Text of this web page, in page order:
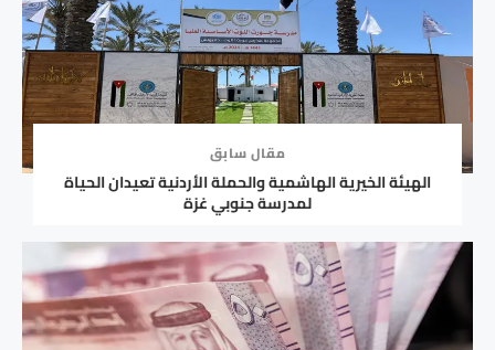
مقال سابق
الهيئة الخيرية الهاشمية والحملة الأردنية تعيدان الحياة
لمدرسة جنوبي غزة